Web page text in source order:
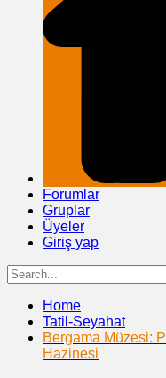
Forumlar
Gruplar
Üyeler
Giriş yap
Home
Tatil-Seyahat
Bergama Müzesi:
Hazinesi